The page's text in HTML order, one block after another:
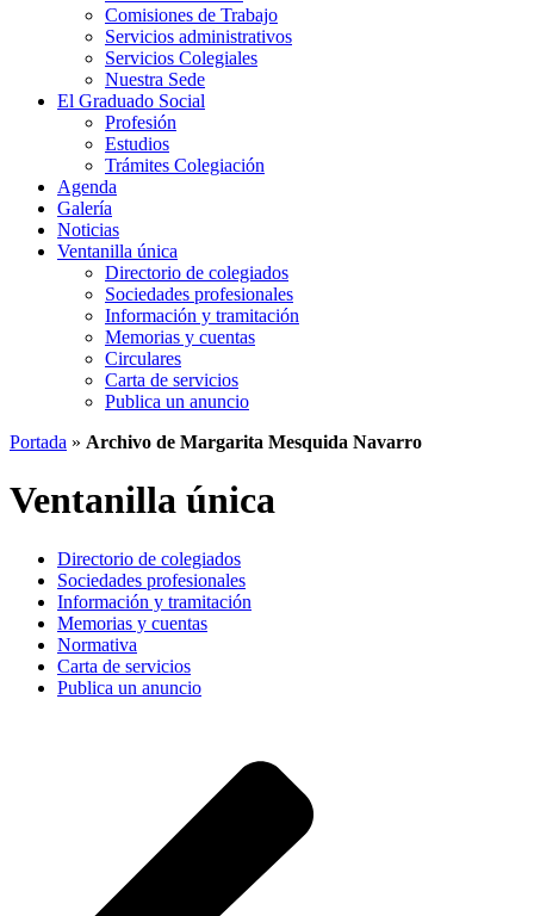
Comisiones de Trabajo
Servicios administrativos
Servicios Colegiales
Nuestra Sede
El Graduado Social
Profesión
Estudios
Trámites Colegiación
Agenda
Galería
Noticias
Ventanilla única
Directorio de colegiados
Sociedades profesionales
Información y tramitación
Memorias y cuentas
Circulares
Carta de servicios
Publica un anuncio
Portada » Archivo de Margarita Mesquida Navarro
Ventanilla única
Directorio de colegiados
Sociedades profesionales
Información y tramitación
Memorias y cuentas
Normativa
Carta de servicios
Publica un anuncio